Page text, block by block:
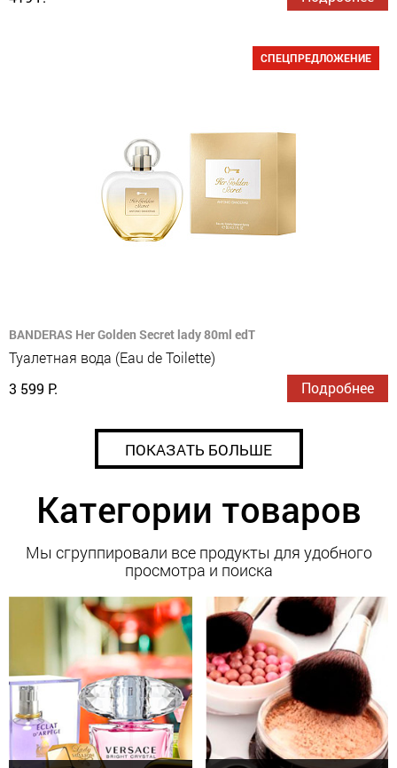
СПЕЦПРЕДЛОЖЕНИЕ
BANDERAS Her Golden Secret lady 80ml edT
Туалетная вода (Eau de Toilette)
3 599 Р.
Подробнее
ПОКАЗАТЬ БОЛЬШЕ
Категории товаров
Мы сгруппировали все продукты для удобного
просмотра и поиска